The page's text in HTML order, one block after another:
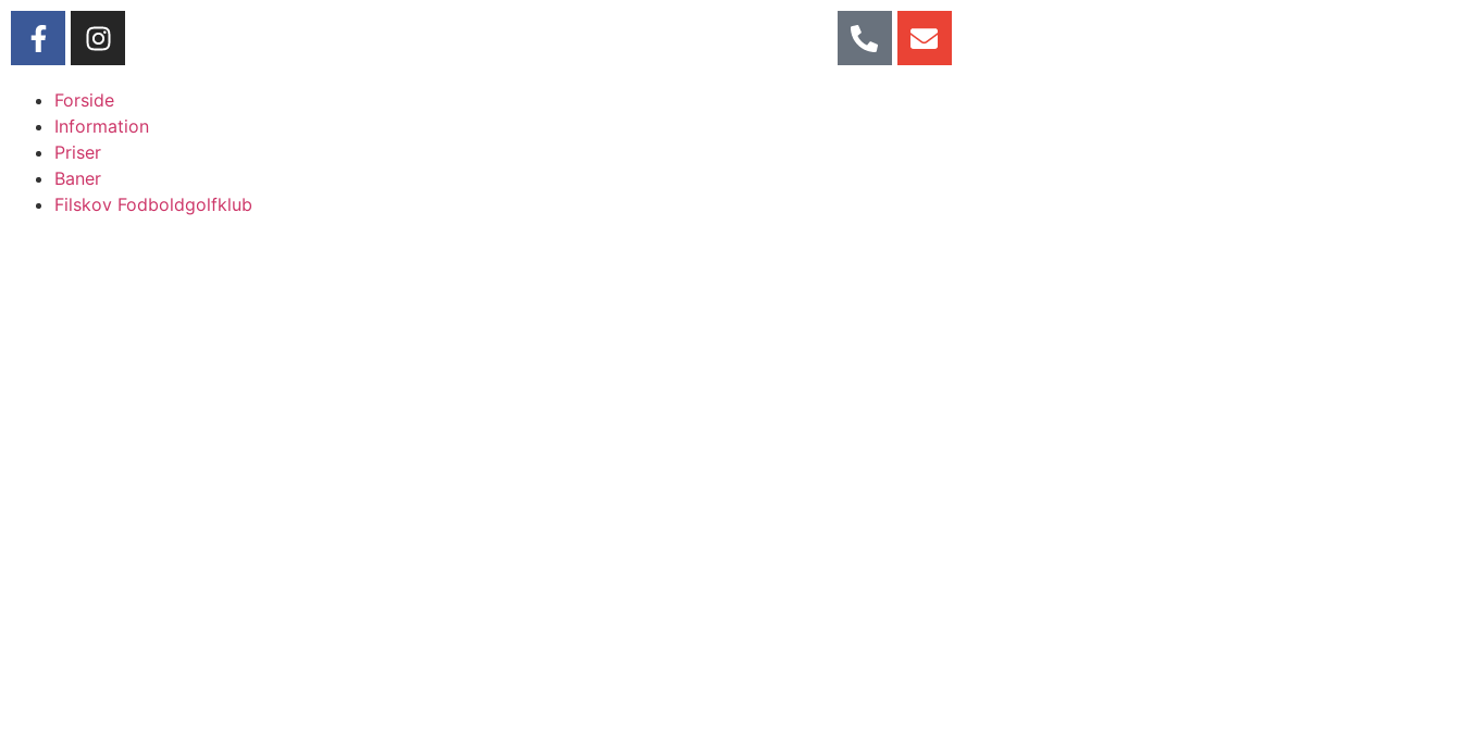
Forside
Information
Priser
Baner
Filskov Fodboldgolfklub